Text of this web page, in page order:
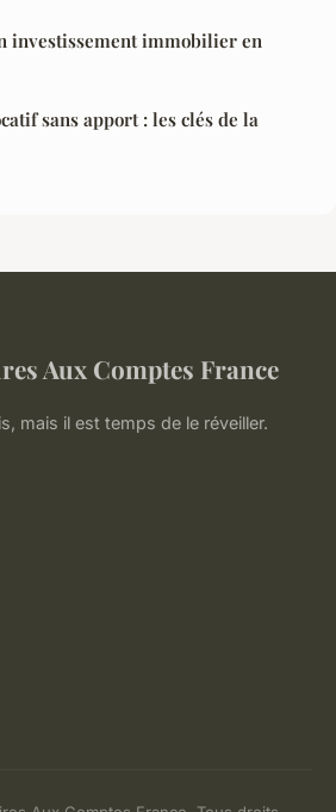
investissement immobilier en
sans apport : les clés de la
Aux Comptes France
mais il est temps de le réveiller.